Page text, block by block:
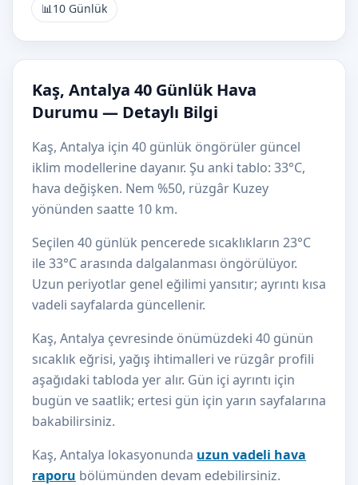
📊10 Günlük
Kaş, Antalya 40 Günlük Hava
Durumu — Detaylı Bilgi
Kaş, Antalya için 40 günlük öngörüler güncel
iklim modellerine dayanır. Şu anki tablo: 33°C,
hava değişken. Nem %50, rüzgâr Kuzey
yönünden saatte 10 km.
Seçilen 40 günlük pencerede sıcaklıkların 23°C
ile 33°C arasında dalgalanması öngörülüyor.
Uzun periyotlar genel eğilimi yansıtır; ayrıntı kısa
vadeli sayfalarda güncellenir.
Kaş, Antalya çevresinde önümüzdeki 40 günün
sıcaklık eğrisi, yağış ihtimalleri ve rüzgâr profili
aşağıdaki tabloda yer alır. Gün içi ayrıntı için
bugün ve saatlik; ertesi gün için yarın sayfalarına
bakabilirsiniz.
Kaş, Antalya lokasyonunda uzun vadeli hava
raporu bölümünden devam edebilirsiniz.